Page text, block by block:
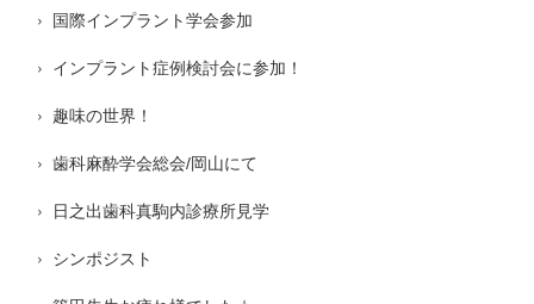
国際インプラント学会参加
インプラント症例検討会に参加！
趣味の世界！
歯科麻酔学会総会/岡山にて
日之出歯科真駒内診療所見学
シンポジスト